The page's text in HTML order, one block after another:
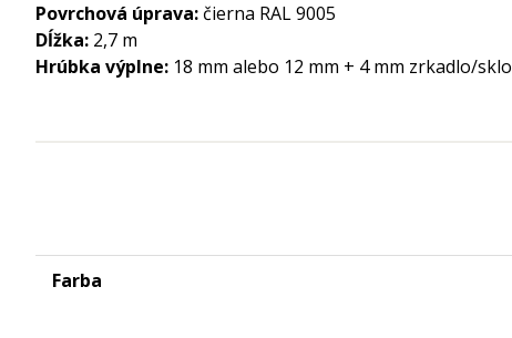
Povrchová úprava: čierna RAL 9005
Dĺžka: 2,7 m
Hrúbka výplne: 18 mm alebo 12 mm + 4 mm zrkadlo/sklo
Farba